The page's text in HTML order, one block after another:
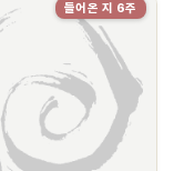
들어온 지 6주